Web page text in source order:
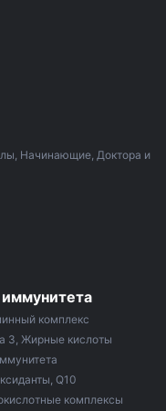
Начинающие, Доктора и
комплекс
3, Жирные кислоты
Q10
комплексы